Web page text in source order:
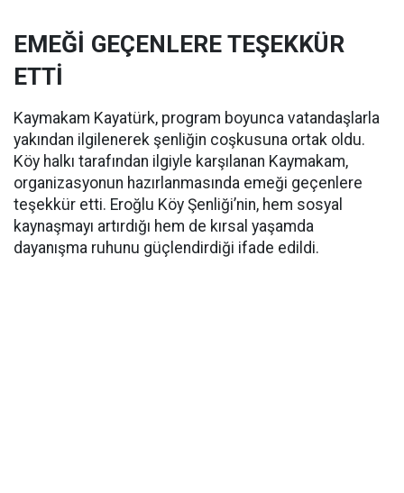
EMEĞİ GEÇENLERE TEŞEKKÜR
ETTİ
Kaymakam Kayatürk, program boyunca vatandaşlarla
yakından ilgilenerek şenliğin coşkusuna ortak oldu.
Köy halkı tarafından ilgiyle karşılanan Kaymakam,
organizasyonun hazırlanmasında emeği geçenlere
teşekkür etti. Eroğlu Köy Şenliği’nin, hem sosyal
kaynaşmayı artırdığı hem de kırsal yaşamda
dayanışma ruhunu güçlendirdiği ifade edildi.